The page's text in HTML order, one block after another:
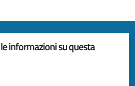
informazioni su questa